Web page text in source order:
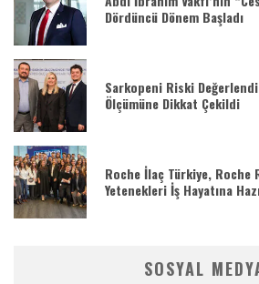
Dördüncü Dönem Başladı
Sarkopeni Riski
Ölçümüne Dikkat Çekildi
Roche İlaç Türkiye, Roche
Yetenekleri İş Hayatına
SOSYAL